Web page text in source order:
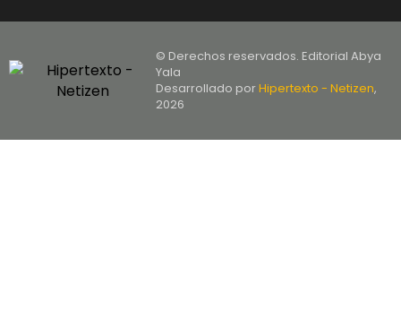
© Derechos reservados. Editorial Abya
Yala
Desarrollado porHipertexto - Netizen,
2026